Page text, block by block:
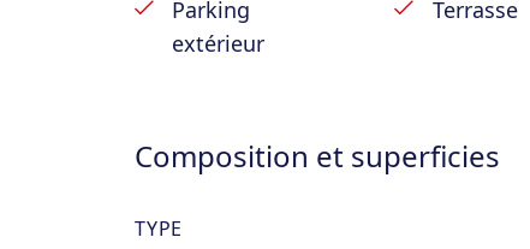
255€TVAC/partie.
– Bail d’un an reconductible.
Parking
extérieur
Terrasse
Composition et superficies
TYPE